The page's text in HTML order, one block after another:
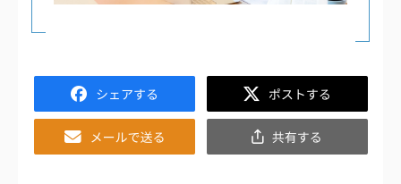
Facebook
Twitter
Email
共
有